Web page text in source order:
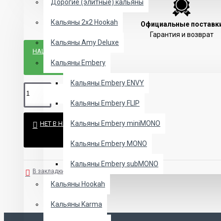
Дорогие (элитные) кальяны
Кальяны 2х2 Hookah
Кальяны Amy Deluxe
Кальяны Embery
Кальяны Embery ENVY
Кальяны Embery FLIP
Кальяны Embery miniMONO
Кальяны Embery MONO
Кальяны Embery subMONO
Кальяны Hookah
Кальяны Karma
Официальные
Гарантия и возврат
НАШЛИ ДЕШЕВЛЕ?
НЕТ В НАЛИЧИИ
В закладки